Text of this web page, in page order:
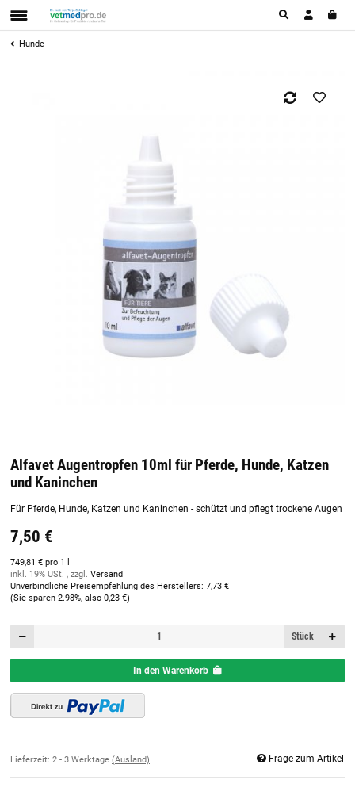
Hunde
Alfavet Augentropfen 10ml für Pferde, Hunde, Katzen
und Kaninchen
Für Pferde, Hunde, Katzen und Kaninchen - schützt und pflegt trockene Augen
7,50 €
749,81 € pro 1 l
inkl. 19% USt. , zzgl. Versand
Unverbindliche Preisempfehlung des Herstellers: 7,73 €
(Sie sparen 2.98%, also 0,23 €)
Stück
In den Warenkorb
Lieferzeit: 2 - 3 Werktage (Ausland) Frage zum Artikel